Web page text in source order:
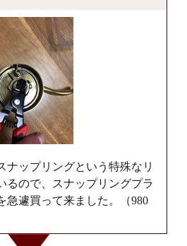
ナップリングという特殊なリ
るので、スナップリングプラ
急遽買って来ました。（980